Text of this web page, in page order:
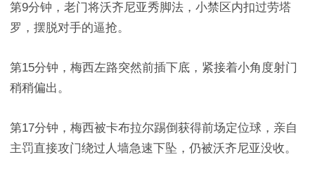
第9分钟，老门将沃齐尼亚秀脚法，小禁区内扣过劳塔
罗，摆脱对手的逼抢。
第15分钟，梅西左路突然前插下底，紧接着小角度射门
稍稍偏出。
第17分钟，梅西被卡布拉尔踢倒获得前场定位球，亲自
主罚直接攻门绕过人墙急速下坠，仍被沃齐尼亚没收。